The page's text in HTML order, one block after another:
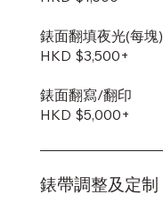
錶面翻填夜光(每塊)
HKD $3,500+
錶面翻寫/翻印
HKD $5,000+
錶帶調整及定制